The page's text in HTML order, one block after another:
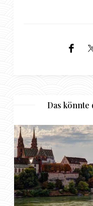
Das könnte